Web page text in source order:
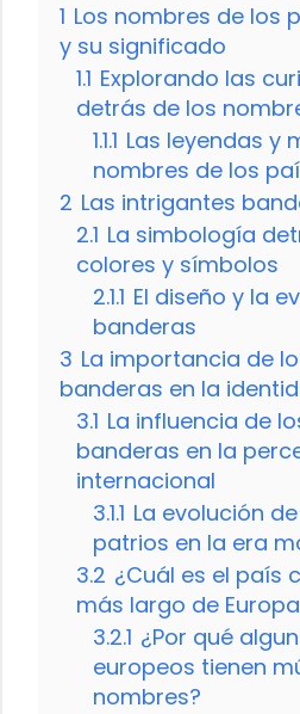
1 Los nombres de los
y su significado
1.1 Explorando las
detrás de los
1.1.1 Las leyendas y
nombres de los
2 Las intrigantes
2.1 La simbología
colores y símbolos
2.1.1 El diseño y la
banderas
3 La importancia de
banderas en la
3.1 La influencia de
banderas en la
internacional
3.1.1 La evolución
patrios en la era
3.2 ¿Cuál es el país
más largo de
3.2.1 ¿Por qué
europeos tienen
nombres?